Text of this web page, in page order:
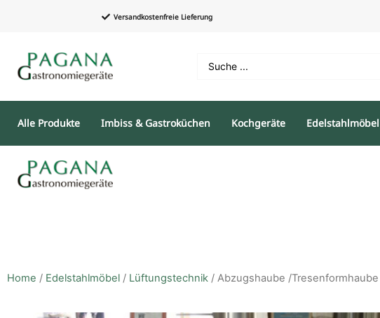
Versandkostenfreie Lieferung
Alle Produkte Imbiss & Gastroküchen Kochgeräte Edelstahlmöbel
Home / Edelstahlmöbel / Lüftungstechnik / Abzugshaube /